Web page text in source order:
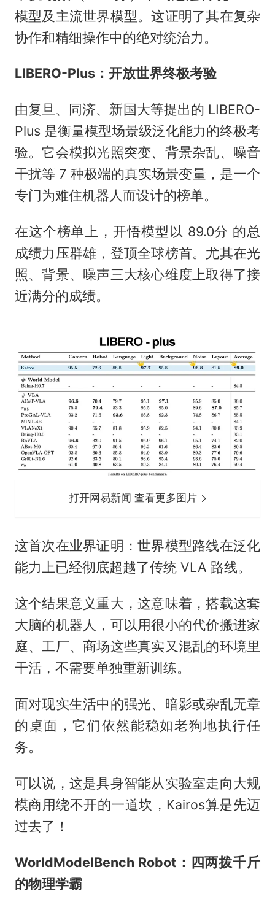
模型及主流世界模型。这证明了其在复杂
协作和精细操作中的绝对统治力。
LIBERO-Plus：开放世界终极考验
由复旦、同济、新国大等提出的 LIBERO-
Plus 是衡量模型场景级泛化能力的终极考
验。它会模拟光照突变、背景杂乱、噪音
干扰等 7 种极端的真实场景变量，是一个
专门为难住机器人而设计的榜单。
在这个榜单上，开悟模型以 89.0分 的总
成绩力压群雄，登顶全球榜首。尤其在光
照、背景、噪声三大核心维度上取得了接
近满分的成绩。
打开网易新闻 查看更多图片
这首次在业界证明：世界模型路线在泛化
能力上已经彻底超越了传统 VLA 路线。
这个结果意义重大，这意味着，搭载这套
大脑的机器人，可以用很小的代价搬进家
庭、工厂、商场这些真实又混乱的环境里
干活，不需要单独重新训练。
面对现实生活中的强光、暗影或杂乱无章
的桌面，它们依然能稳如老狗地执行任
务。
可以说，这是具身智能从实验室走向大规
模商用绕不开的一道坎，Kairos算是先迈
过去了！
WorldModelBench Robot：四两拨千斤
的物理学霸